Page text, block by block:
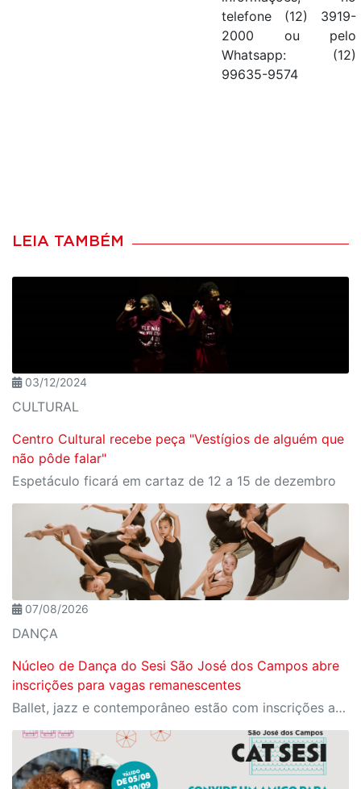
telefone (12) 3919-
2000 ou pelo
Whatsapp: (12)
99635-9574
LEIA TAMBÉM
03/12/2024
CULTURAL
Centro Cultural recebe peça "Vestígios de alguém que
não pôde falar"
Espetáculo ficará em cartaz de 12 a 15 de dezembro
07/08/2026
DANÇA
Núcleo de Dança do Sesi São José dos Campos abre
inscrições para vagas remanescentes
Ballet, jazz e contemporâneo estão com inscrições abertas até 28 de agosto para novos alunos, vagas limitadas